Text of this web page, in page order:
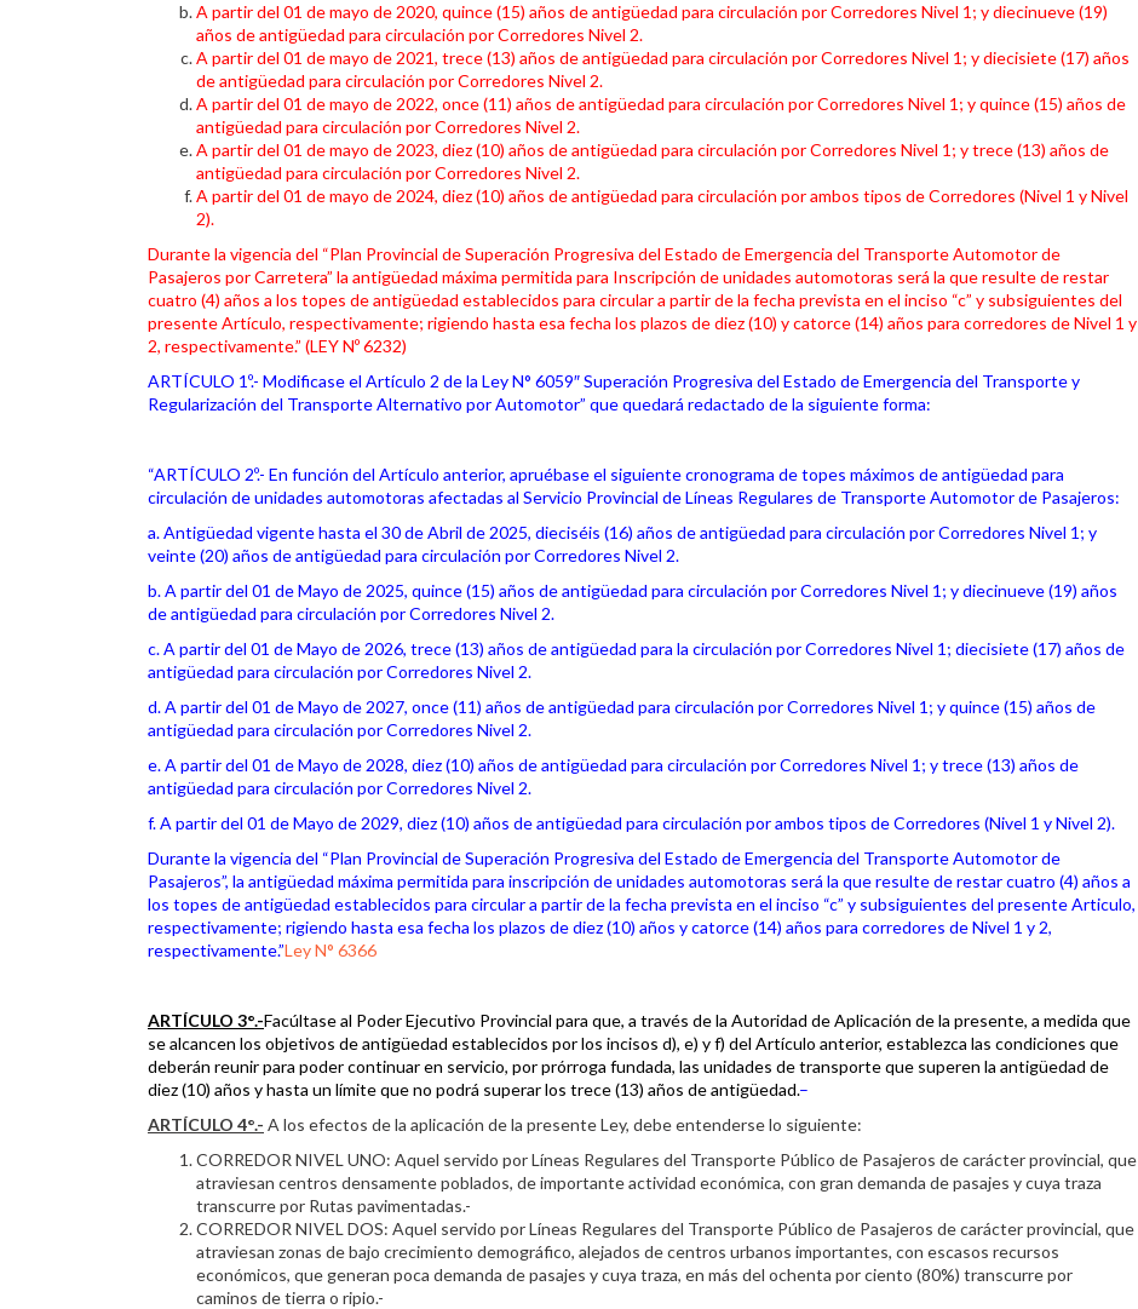
A partir del 01 de mayo de 2020, quince (15) años de antigüedad para circulación por Corredores Nivel 1; y diecinueve (19)
años de antigüedad para circulación por Corredores Nivel 2.
A partir del 01 de mayo de 2021, trece (13) años de antigüedad para circulación por Corredores Nivel 1; y diecisiete (17) años
de antigüedad para circulación por Corredores Nivel 2.
A partir del 01 de mayo de 2022, once (11) años de antigüedad para circulación por Corredores Nivel 1; y quince (15) años de
antigüedad para circulación por Corredores Nivel 2.
A partir del 01 de mayo de 2023, diez (10) años de antigüedad para circulación por Corredores Nivel 1; y trece (13) años de
antigüedad para circulación por Corredores Nivel 2.
A partir del 01 de mayo de 2024, diez (10) años de antigüedad para circulación por ambos tipos de Corredores (Nivel 1 y Nivel
2).
Durante la vigencia del “Plan Provincial de Superación Progresiva del Estado de Emergencia del Transporte Automotor de
Pasajeros por Carretera” la antigüedad máxima permitida para Inscripción de unidades automotoras será la que resulte de restar
cuatro (4) años a los topes de antigüedad establecidos para circular a partir de la fecha prevista en el inciso “c” y subsiguientes del
presente Artículo, respectivamente; rigiendo hasta esa fecha los plazos de diez (10) y catorce (14) años para corredores de Nivel 1 y
2, respectivamente.” (LEY Nº 6232)
ARTÍCULO 1º.- Modificase el Artículo 2 de la Ley N° 6059″ Superación Progresiva del Estado de Emergencia del Transporte y
Regularización del Transporte Alternativo por Automotor” que quedará redactado de la siguiente forma:
“ARTÍCULO 2º.- En función del Artículo anterior, apruébase el siguiente cronograma de topes máximos de antigüedad para
circulación de unidades automotoras afectadas al Servicio Provincial de Líneas Regulares de Transporte Automotor de Pasajeros:
a. Antigüedad vigente hasta el 30 de Abril de 2025, dieciséis (16) años de antigüedad para circulación por Corredores Nivel 1; y
veinte (20) años de antigüedad para circulación por Corredores Nivel 2.
b. A partir del 01 de Mayo de 2025, quince (15) años de antigüedad para circulación por Corredores Nivel 1; y diecinueve (19) años
de antigüedad para circulación por Corredores Nivel 2.
c. A partir del 01 de Mayo de 2026, trece (13) años de antigüedad para la circulación por Corredores Nivel 1; diecisiete (17) años de
antigüedad para circulación por Corredores Nivel 2.
d. A partir del 01 de Mayo de 2027, once (11) años de antigüedad para circulación por Corredores Nivel 1; y quince (15) años de
antigüedad para circulación por Corredores Nivel 2.
e. A partir del 01 de Mayo de 2028, diez (10) años de antigüedad para circulación por Corredores Nivel 1; y trece (13) años de
antigüedad para circulación por Corredores Nivel 2.
f. A partir del 01 de Mayo de 2029, diez (10) años de antigüedad para circulación por ambos tipos de Corredores (Nivel 1 y Nivel 2).
Durante la vigencia del “Plan Provincial de Superación Progresiva del Estado de Emergencia del Transporte Automotor de
Pasajeros”, la antigüedad máxima permitida para inscripción de unidades automotoras será la que resulte de restar cuatro (4) años a
los topes de antigüedad establecidos para circular a partir de la fecha prevista en el inciso “c” y subsiguientes del presente Articulo,
respectivamente; rigiendo hasta esa fecha los plazos de diez (10) años y catorce (14) años para corredores de Nivel 1 y 2,
respectivamente.”Ley N° 6366
ARTÍCULO 3°.-Facúltase al Poder Ejecutivo Provincial para que, a través de la Auto­ridad de Aplicación de la presente, a medida que
se alcancen los objetivos de antigüedad establecidos por los incisos d), e) y f) del Artículo anterior, establezca las condiciones que
deberán reunir para poder continuar en servicio, por prórroga fundada, las unidades de transporte que superen la antigüedad de
diez (10) años y hasta un límite que no podrá superar los trece (13) años de antigüedad.–
ARTÍCULO 4°.- A los efectos de la aplicación de la presente Ley, debe en­tenderse lo siguiente:
CORREDOR NIVEL UNO: Aquel servido por Líneas Regulares del Transporte Público de Pasajeros de carácter provincial, que
atraviesan centros densamente poblados, de importante actividad económica, con gran demanda de pasajes y cuya traza
transcurre por Rutas pavimentadas.-
CORREDOR NIVEL DOS: Aquel servido por Líneas Regulares del Transporte Público de Pasajeros de carácter provincial, que
atraviesan zonas de bajo crecimiento demográfico, alejados de centros urbanos importantes, con escasos recursos
económicos, que generan poca demanda de pasajes y cuya traza, en más del ochenta por ciento (80%) transcurre por
caminos de tierra o ripio.-